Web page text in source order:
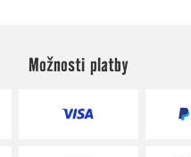
Možnosti platby